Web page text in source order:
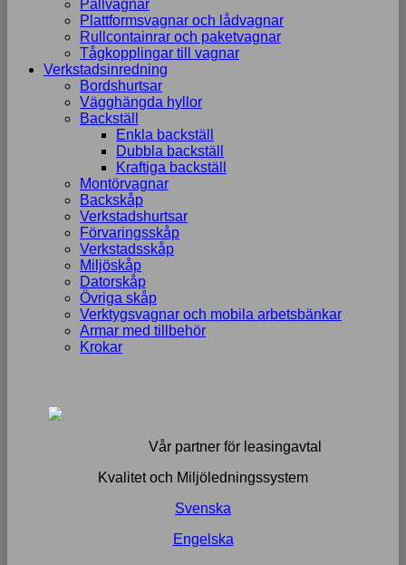
Pallvagnar
Plattformsvagnar och lådvagnar
Rullcontainrar och paketvagnar
Tågkopplingar till vagnar
Verkstadsinredning
Bordshurtsar
Vägghängda hyllor
Backställ
Enkla backställ
Dubbla backställ
Kraftiga backställ
Montörvagnar
Backskåp
Verkstadshurtsar
Förvaringsskåp
Verkstadsskåp
Miljöskåp
Datorskåp
Övriga skåp
Verktygsvagnar och mobila arbetsbänkar
Armar med tillbehör
Krokar
Vår partner för leasingavtal
Kvalitet och Miljöledningssystem
Svenska
Engelska